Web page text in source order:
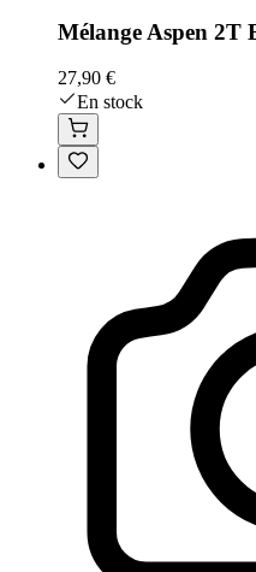
Mélange Aspen 2T
27,90 €
En stock